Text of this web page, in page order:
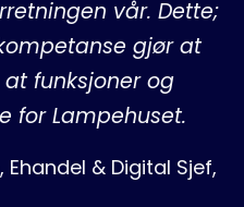
vår. Dette;
gjør at
funksjoner og
for Lampehuset.
, Ehandel & Digital Sjef,